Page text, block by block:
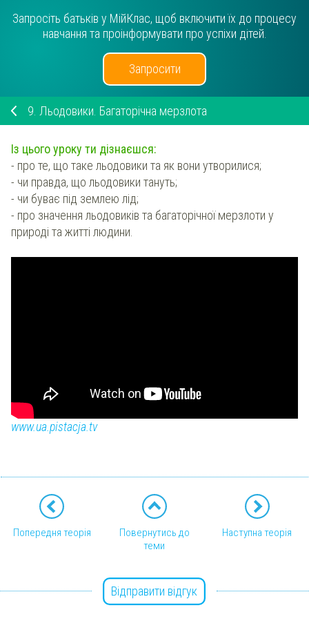
Запросіть батьків у МійКлас, щоб включити їх до процесу
навчання та проінформувати про успіхи дітей.
Запросити
9. Льодовики. Багаторічна мерзлота
Із цього уроку ти дізнаєшся:
- про те, що таке льодовики та як вони утворилися;
- чи правда, що льодовики тануть;
- чи буває під землею лід;
- про значення льодовиків та багаторічної мерзлоти у
природі та житті людини.
www.ua.pistacja.tv
Попередня теорія
Повернутись до
теми
Наступна теорія
Відправити відгук